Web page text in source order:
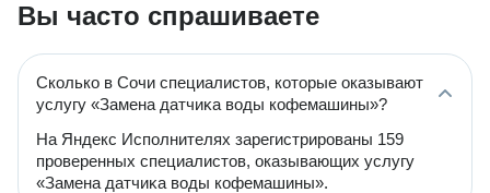
Вы часто спрашиваете
Сколько в Сочи специалистов, которые оказывают
услугу «Замена датчиĸа воды кофемашины»?
На Яндекс Исполнителях зарегистрированы 159
проверенных специалистов, оказывающих услугу
«Замена датчиĸа воды кофемашины».